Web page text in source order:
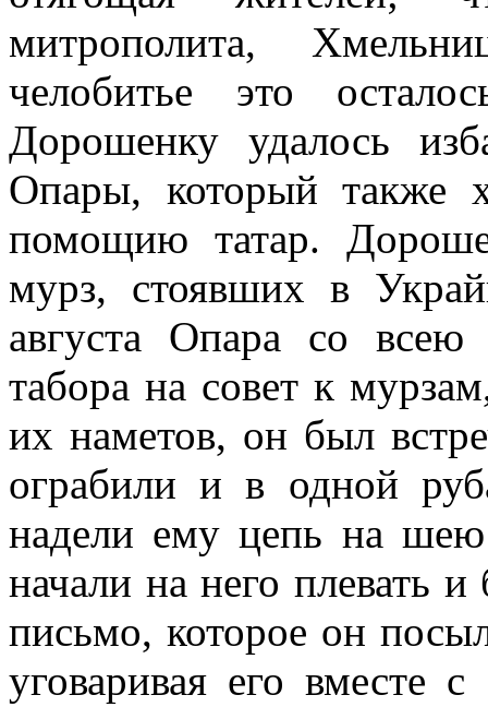
митрополита,
челобитье это
Дорошенку удалось
Опары, который также
помощию татар.
мурз, стоявших в
августа Опара со
табора на совет к
их наметов, он был
ограбили и в одной
надели ему цепь на
начали на него плевать
письмо, которое он
уговаривая его вместе